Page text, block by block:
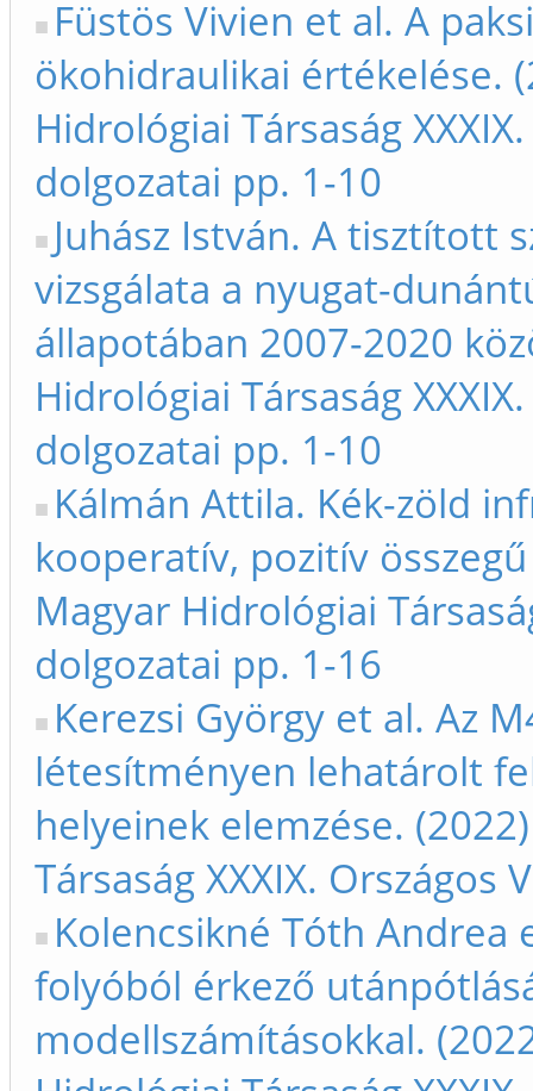
Füstös Vivien et al. A
ökohidraulikai értékelése.
Hidrológiai Társaság
dolgozatai pp. 1-10
Juhász István. A tisztított
vizsgálata a nyugat-
állapotában 2007-2020
Hidrológiai Társaság
dolgozatai pp. 1-10
Kálmán Attila. Kék-zöld
kooperatív, pozitív
Magyar Hidrológiai
dolgozatai pp. 1-16
Kerezsi György et al. Az
létesítményen lehatárolt
helyeinek elemzése.
Társaság XXXIX.
Kolencsikné Tóth Andrea
folyóból érkező
modellszámításokkal.